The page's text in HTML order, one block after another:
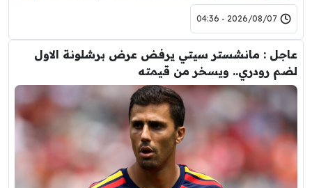
2026/08/07 - 04:36
عاجل : مانشستر سيتي يرفض عرض برشلونة الاول
لضم رودري.. ويسخر من قيمته